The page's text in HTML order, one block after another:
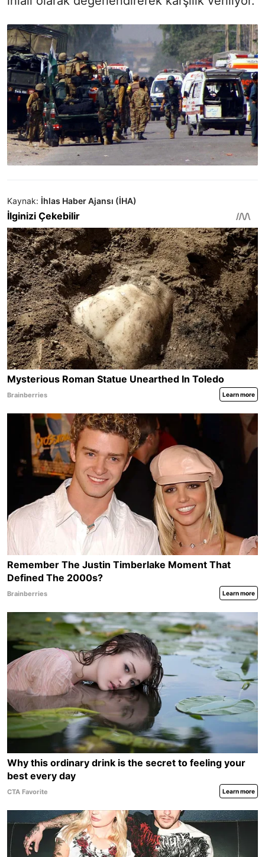
Kaynak: İhlas Haber Ajansı (İHA)